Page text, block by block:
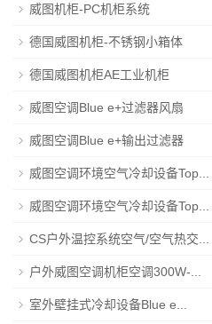
威图机柜-PC机柜系统
德国威图机柜-不锈钢小箱体
德国威图机柜AE工业机柜
威图空调Blue e+过滤器风扇
威图空调Blue e+输出过滤器
威图空调环境空气冷却设备Top...
威图空调环境空气冷却设备Top...
CS户外温控系统空气/空气热交...
户外威图空调机柜空调300W-...
室外壁挂式冷却设备Blue e...